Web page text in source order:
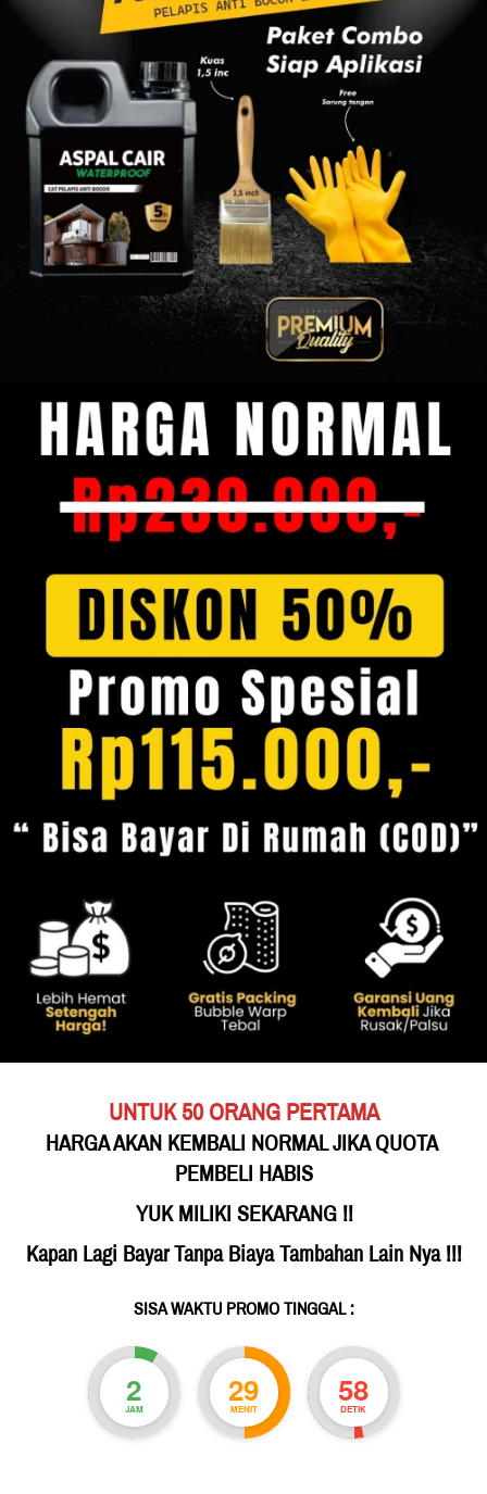
UNTUK 50 ORANG PERTAMA
HARGA AKAN KEMBALI NORMAL JIKA QUOTA
PEMBELI HABIS
YUK MILIKI SEKARANG !!
Kapan Lagi Bayar Tanpa Biaya Tambahan Lain Nya !!!
SISA WAKTU PROMO TINGGAL :
2
JAM 29
MENIT 56
DETIK